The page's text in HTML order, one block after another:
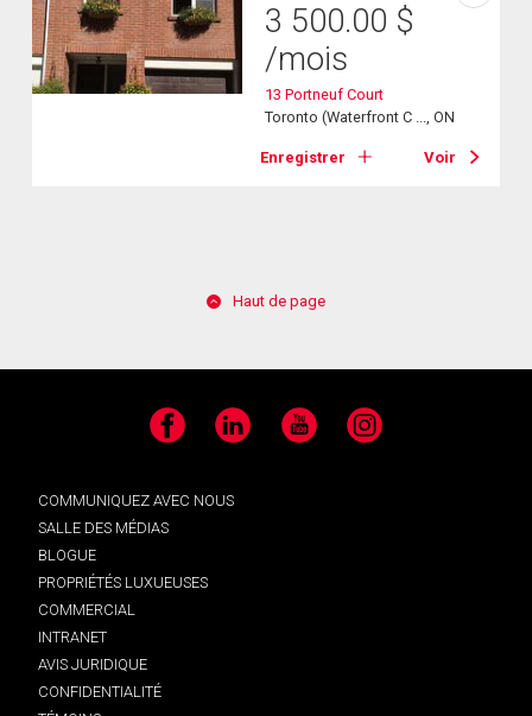
3 500.00 $
/mois
13 Portneuf Court
Toronto (Waterfront C ..., ON
Enregistrer Voir
Haut de page
Facebook LinkedIn YouTube Instagram
COMMUNIQUEZ AVEC NOUS
SALLE DES MÉDIAS
BLOGUE
PROPRIÉTÉS LUXUEUSES
COMMERCIAL
INTRANET
AVIS JURIDIQUE
CONFIDENTIALITÉ